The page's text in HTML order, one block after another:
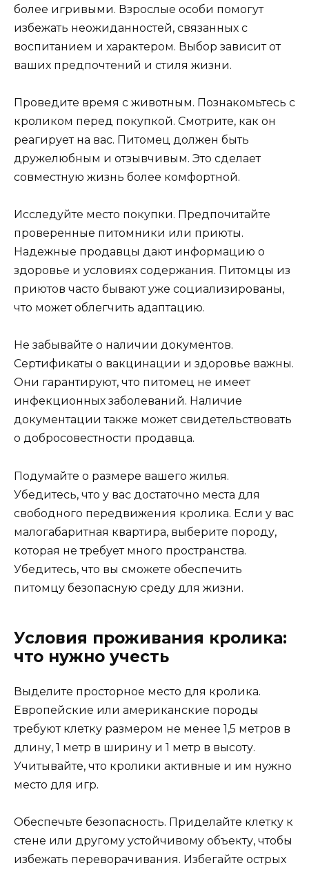
более игривыми. Взрослые особи помогут
избежать неожиданностей, связанных с
воспитанием и характером. Выбор зависит от
ваших предпочтений и стиля жизни.
Проведите время с животным. Познакомьтесь с
кроликом перед покупкой. Смотрите, как он
реагирует на вас. Питомец должен быть
дружелюбным и отзывчивым. Это сделает
совместную жизнь более комфортной.
Исследуйте место покупки. Предпочитайте
проверенные питомники или приюты.
Надежные продавцы дают информацию о
здоровье и условиях содержания. Питомцы из
приютов часто бывают уже социализированы,
что может облегчить адаптацию.
Не забывайте о наличии документов.
Сертификаты о вакцинации и здоровье важны.
Они гарантируют, что питомец не имеет
инфекционных заболеваний. Наличие
документации также может свидетельствовать
о добросовестности продавца.
Подумайте о размере вашего жилья.
Убедитесь, что у вас достаточно места для
свободного передвижения кролика. Если у вас
малогабаритная квартира, выберите породу,
которая не требует много пространства.
Убедитесь, что вы сможете обеспечить
питомцу безопасную среду для жизни.
Условия проживания кролика:
что нужно учесть
Выделите просторное место для кролика.
Европейские или американские породы
требуют клетку размером не менее 1,5 метров в
длину, 1 метр в ширину и 1 метр в высоту.
Учитывайте, что кролики активные и им нужно
место для игр.
Обеспечьте безопасность. Приделайте клетку к
стене или другому устойчивому объекту, чтобы
избежать переворачивания. Избегайте острых